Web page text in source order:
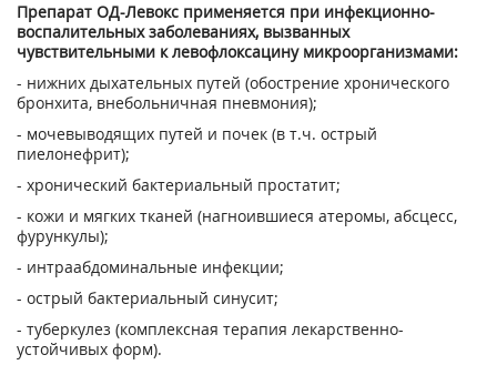
Препарат ОД-Левокс применяется при инфекционно-
воспалительных заболеваниях, вызванных
чувствительными к левофлоксацину микроорганизмами:
- нижних дыхательных путей (обострение хронического
бронхита, внебольничная пневмония);
- мочевыводящих путей и почек (в т.ч. острый
пиелонефрит);
- хронический бактериальный простатит;
- кожи и мягких тканей (нагноившиеся атеромы, абсцесс,
фурункулы);
- интраабдоминальные инфекции;
- острый бактериальный синусит;
- туберкулез (комплексная терапия лекарственно-
устойчивых форм).